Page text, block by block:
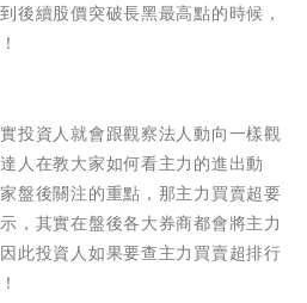
後續股價突破長黑最高點的時候，
投資人就會跟觀察法人動向一樣觀
人在教大家如何看主力的進出動
盤後關注的重點，那主力買賣超要
，其實在盤後各大券商都會將主力
此投資人如果要查主力買賣超排行